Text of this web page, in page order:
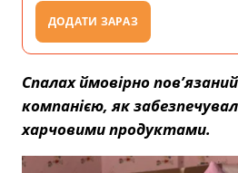
ДОДАТИ ЗАРАЗ
Спалах ймовірно
компанією, як
харчовими продуктами.